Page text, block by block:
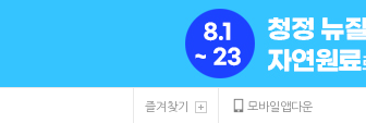
즐겨찾기 모바일앱다운